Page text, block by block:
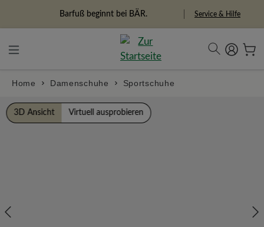
Freiheitspioniere Service & Hilfe
Home Damenschuhe Sportschuhe
Bildergalerie überspringen
3D Ansicht Virtuell ausprobieren